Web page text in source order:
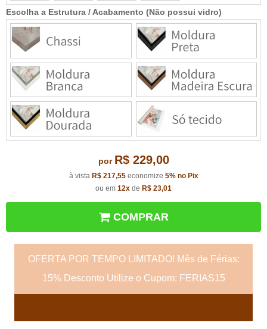
Escolha a Estrutura / Acabamento (Não possui vidro)
por R$ 229,00
à vista R$ 217,55economize 5% no Pix
ou em 12x de R$ 23,01
COMPRAR
OFERTA POR TEMPO LIMITADO! Mês de Férias:
15% Desconto Utilize o Cupom: FERIAS15